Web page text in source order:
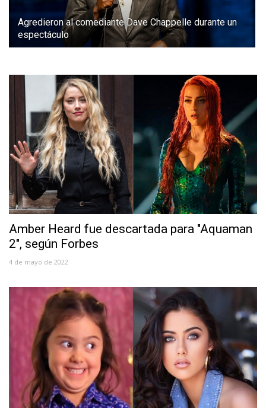
Agredieron al comediante Dave Chappelle durante un
espectáculo
Amber Heard fue descartada para "Aquaman
2", según Forbes
4 de mayo de 2022